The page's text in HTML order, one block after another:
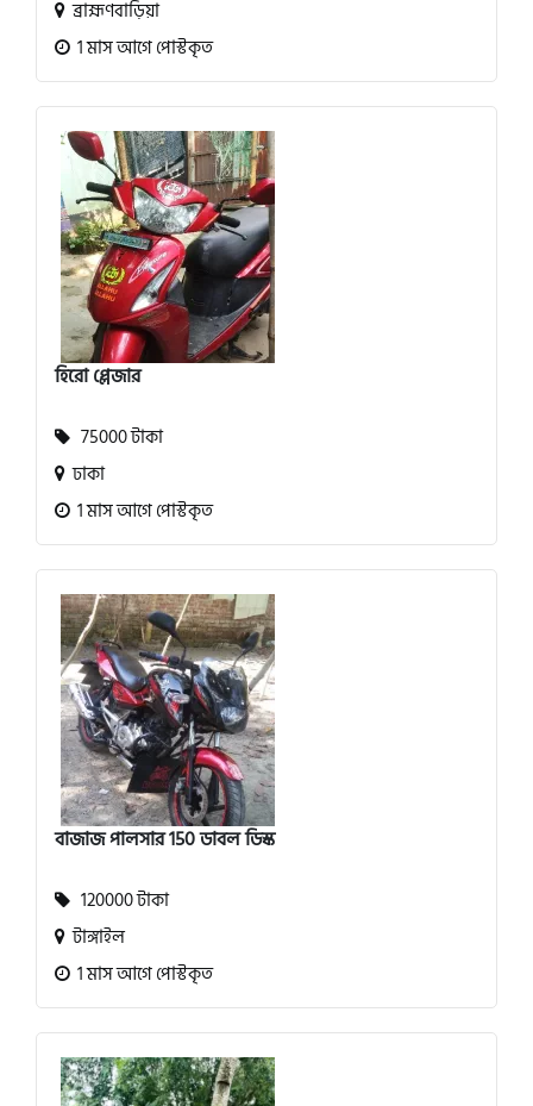
ব্রাহ্মণবাড়িয়া
1 মাস আগে পোস্টকৃত
হিরো প্লেজার
75000 টাকা
ঢাকা
1 মাস আগে পোস্টকৃত
বাজাজ পালসার 150 ডাবল ডিস্ক
120000 টাকা
টাঙ্গাইল
1 মাস আগে পোস্টকৃত